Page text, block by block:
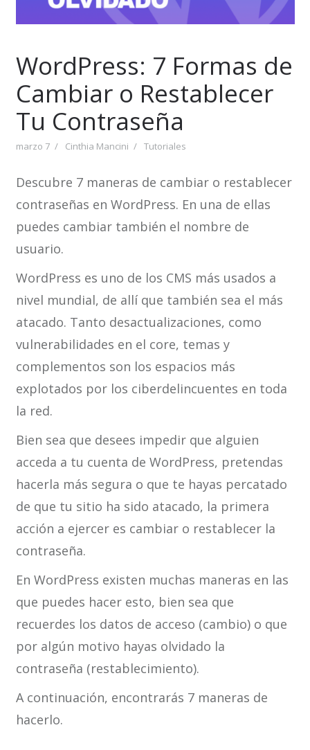
WordPress: 7 Formas de
Cambiar o Restablecer
Tu Contraseña
marzo 7 Cinthia Mancini Tutoriales
Descubre 7 maneras de cambiar o restablecer
contraseñas en WordPress. En una de ellas
puedes cambiar también el nombre de
usuario.
WordPress es uno de los CMS más usados a
nivel mundial, de allí que también sea el más
atacado. Tanto desactualizaciones, como
vulnerabilidades en el core, temas y
complementos son los espacios más
explotados por los ciberdelincuentes en toda
la red.
Bien sea que desees impedir que alguien
acceda a tu cuenta de WordPress, pretendas
hacerla más segura o que te hayas percatado
de que tu sitio ha sido atacado, la primera
acción a ejercer es cambiar o restablecer la
contraseña.
En WordPress existen muchas maneras en las
que puedes hacer esto, bien sea que
recuerdes los datos de acceso (cambio) o que
por algún motivo hayas olvidado la
contraseña (restablecimiento).
A continuación, encontrarás 7 maneras de
hacerlo.